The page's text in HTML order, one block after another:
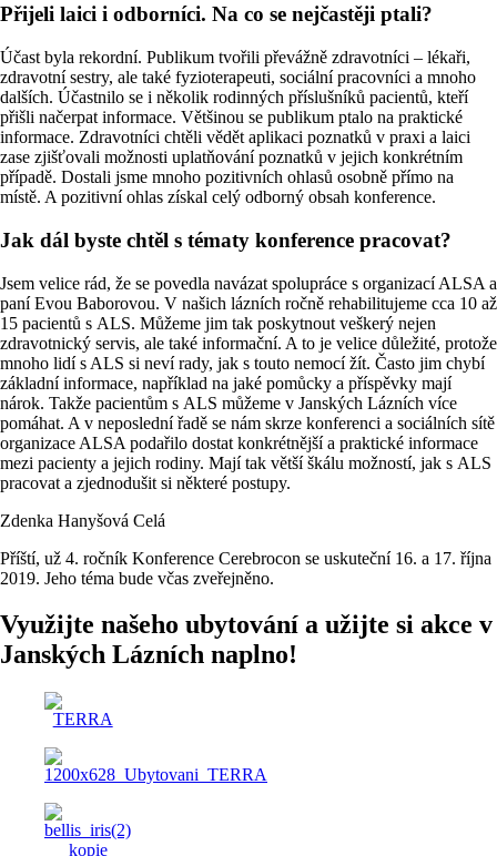
Přijeli laici i odborníci. Na co se nejčastěji ptali?
Účast byla rekordní. Publikum tvořili převážně zdravotníci – lékaři,
zdravotní sestry, ale také fyzioterapeuti, sociální pracovníci a mnoho
dalších. Účastnilo se i několik rodinných příslušníků pacientů, kteří
přišli načerpat informace. Většinou se publikum ptalo na praktické
informace. Zdravotníci chtěli vědět aplikaci poznatků v praxi a laici
zase zjišťovali možnosti uplatňování poznatků v jejich konkrétním
případě. Dostali jsme mnoho pozitivních ohlasů osobně přímo na
místě. A pozitivní ohlas získal celý odborný obsah konference.
Jak dál byste chtěl s tématy konference pracovat?
Jsem velice rád, že se povedla navázat spolupráce s organizací ALSA a
paní Evou Baborovou. V našich lázních ročně rehabilitujeme cca 10 až
15 pacientů s ALS. Můžeme jim tak poskytnout veškerý nejen
zdravotnický servis, ale také informační. A to je velice důležité, protože
mnoho lidí s ALS si neví rady, jak s touto nemocí žít. Často jim chybí
základní informace, například na jaké pomůcky a příspěvky mají
nárok. Takže pacientům s ALS můžeme v Janských Lázních více
pomáhat. A v neposlední řadě se nám skrze konferenci a sociálních sítě
organizace ALSA podařilo dostat konkrétnější a praktické informace
mezi pacienty a jejich rodiny. Mají tak větší škálu možností, jak s ALS
pracovat a zjednodušit si některé postupy.
Zdenka Hanyšová Celá
Příští, už 4. ročník Konference Cerebrocon se uskuteční 16. a 17. října
2019. Jeho téma bude včas zveřejněno.
Využijte našeho ubytování a užijte si akce v
Janských Lázních naplno!